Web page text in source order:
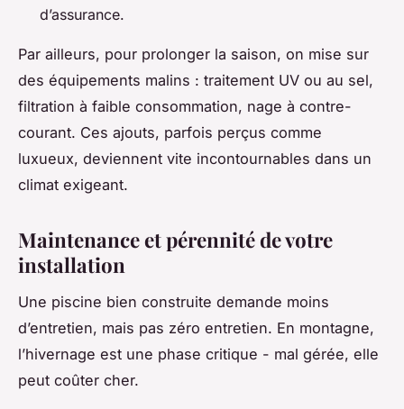
d’assurance.
Par ailleurs, pour prolonger la saison, on mise sur
des équipements malins : traitement UV ou au sel,
filtration à faible consommation, nage à contre-
courant. Ces ajouts, parfois perçus comme
luxueux, deviennent vite incontournables dans un
climat exigeant.
Maintenance et pérennité de votre
installation
Une piscine bien construite demande moins
d’entretien, mais pas zéro entretien. En montagne,
l’hivernage est une phase critique - mal gérée, elle
peut coûter cher.